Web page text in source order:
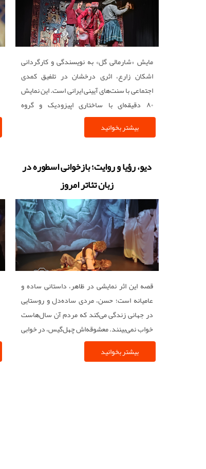
مایش «شارمالی گل» به نویسندگی و کارگردانی
اشکان زارع، اثری درخشان در تلفیق کمدی
اجتماعی با سنت‌های آیینی ایرانی است. این نمایش
۸۰ دقیقه‌ای با ساختاری اپیزودیک و گروه
پرجمعیتی از بازیگران و نوازندگان، روایتی طنزآمیز
از زندگی خانوادگی و تضاد سنت و مدرنیته ارائه
بیشتر بخوانید
دیو، رؤیا و روایت؛ بازخوانی اسطوره در
زبان تئاتر امروز
قصه این اثر نمایشی در ظاهر، داستانی ساده و
عامیانه است؛ حسن، مردی ساده‌دل و روستایی
در جهانی زندگی می‌کند که مردم آن سال‌هاست
خواب نمی‌بینند. معشوقه‌اش چهل‌گیس، در خوابی
به او ظاهر می‌شود و خبر می‌دهد که فرشته‌ خواب
ربوده شده است.
بیشتر بخوانید